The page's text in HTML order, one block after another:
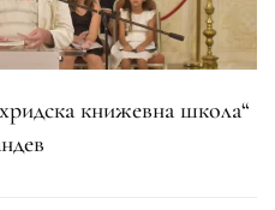
книжевна школа“